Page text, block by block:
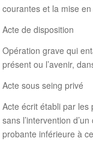
courantes et la mise
Acte de disposition
Opération grave qui
présent ou l’avenir,
Acte sous seing privé
Acte écrit établi par les
sans l’intervention
probante inférieure à